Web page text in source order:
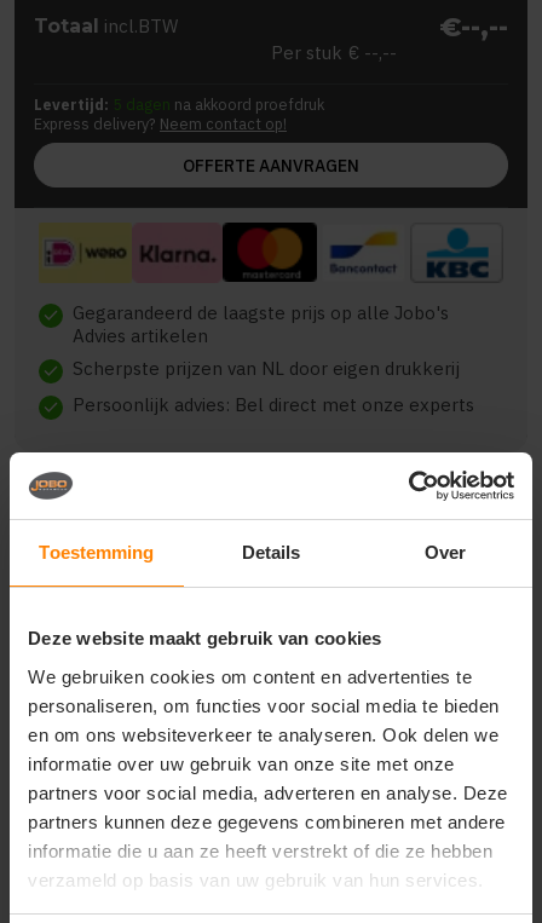
Toestemming Details Over
Deze website maakt gebruik van cookies
We gebruiken cookies om content en advertenties te
personaliseren, om functies voor social media te bieden
en om ons websiteverkeer te analyseren. Ook delen we
informatie over uw gebruik van onze site met onze
partners voor social media, adverteren en analyse. Deze
partners kunnen deze gegevens combineren met andere
informatie die u aan ze heeft verstrekt of die ze hebben
verzameld op basis van uw gebruik van hun services.
Totaal incl.BTW €--,--
Per stuk € --,--
Levertijd: 5 dagen na akkoord proefdruk
Express delivery? Neem contact op!
OFFERTE AANVRAGEN
check Gegarandeerd de laagste prijs op alle Jobo's
Advies artikelen
check Scherpste prijzen van NL door eigen drukkerij
check Persoonlijk advies: Bel direct met onze experts
Beschrijving Reviews (0)
{"qty":60,"clr":"Grey","szs":
{"M":15,"L":15,"XL":15,"XXL":15},"prnts":[]}
Vragen? Neem contact
op met onze
klantenservice
call +31(0)418 511 972